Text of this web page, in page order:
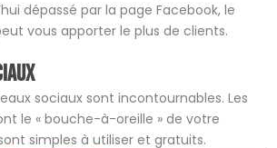
dépassé par la page Facebook, le
vous apporter le plus de clients.
sociaux sont incontournables. Les
le « bouche-à-oreille » de votre
simples à utiliser et gratuits.